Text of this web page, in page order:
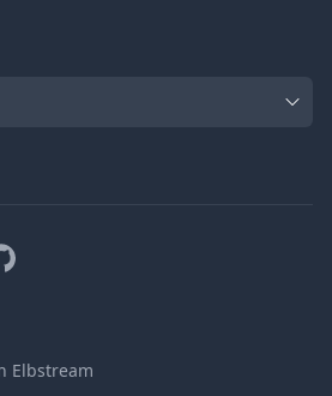
Elbstream